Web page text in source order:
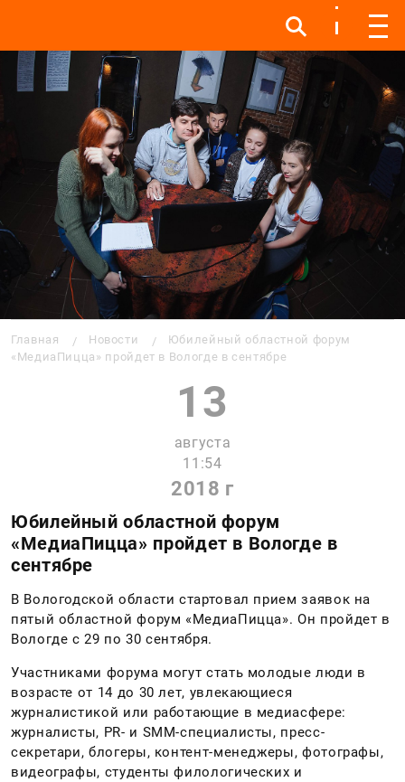
Инфо Инфо Меню
Главная Новости
Юбилейный областной форум
«МедиаПицца» пройдет в Вологде в сентябре
13
августа
11:54
2018 г
Юбилейный областной форум
«МедиаПицца» пройдет в Вологде в
сентябре
В Вологодской области стартовал прием заявок на
пятый областной форум «МедиаПицца». Он пройдет в
Вологде с 29 по 30 сентября.
Участниками форума могут стать молодые люди в
возрасте от 14 до 30 лет, увлекающиеся
журналистикой или работающие в медиасфере:
журналисты, PR- и SMM-специалисты, пресс-
секретари, блогеры, контент-менеджеры, фотографы,
видеографы, студенты филологических и